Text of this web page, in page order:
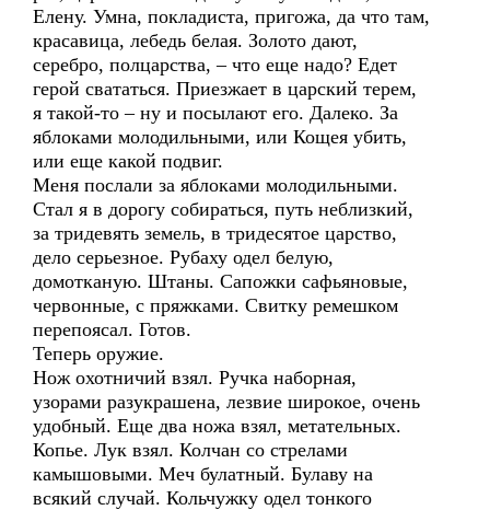
Елену. Умна, покладиста, пригожа, да что там,
красавица, лебедь белая. Золото дают,
серебро, полцарства, – что еще надо? Едет
герой свататься. Приезжает в царский терем,
я такой-то – ну и посылают его. Далеко. За
яблоками молодильными, или Кощея убить,
или еще какой подвиг.
Меня послали за яблоками молодильными.
Стал я в дорогу собираться, путь неблизкий,
за тридевять земель, в тридесятое царство,
дело серьезное. Рубаху одел белую,
домотканую. Штаны. Сапожки сафьяновые,
червонные, с пряжками. Свитку ремешком
перепоясал. Готов.
Теперь оружие.
Нож охотничий взял. Ручка наборная,
узорами разукрашена, лезвие широкое, очень
удобный. Еще два ножа взял, метательных.
Копье. Лук взял. Колчан со стрелами
камышовыми. Меч булатный. Булаву на
всякий случай. Кольчужку одел тонкого